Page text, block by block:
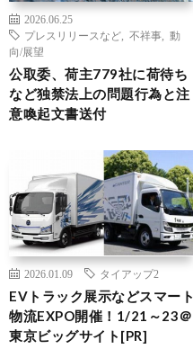
2026.06.25
プレスリリースなど
不祥事
動
向/展望
公取委、荷主779社に荷待ち
など独禁法上の問題行為と注
意喚起文書送付
2026.01.09 タイアップ2
EVトラック展示などスマート
物流EXPO開催！1/21～23＠
東京ビッグサイト[PR]